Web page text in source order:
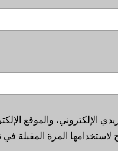
الإلكتروني، والموقع
المرة المقبلة في